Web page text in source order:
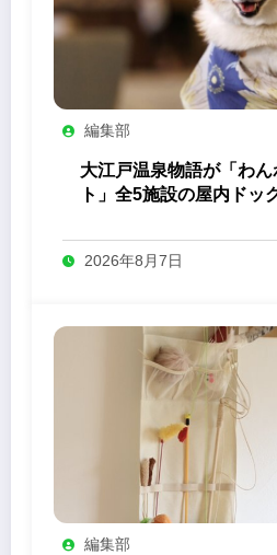
編集部
大江戸温泉物語が「わ
ト」全5施設の屋内ドッ
2026年8月7日
編集部